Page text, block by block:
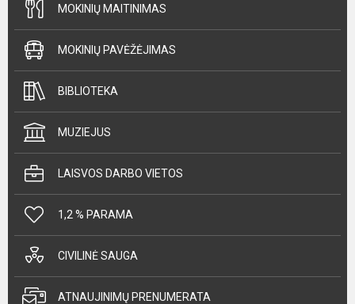
MOKINIŲ MAITINIMAS
MOKINIŲ PAVĖŽĖJIMAS
BIBLIOTEKA
MUZIEJUS
LAISVOS DARBO VIETOS
1,2 % PARAMA
CIVILINĖ SAUGA
ATNAUJINIMŲ PRENUMERATA